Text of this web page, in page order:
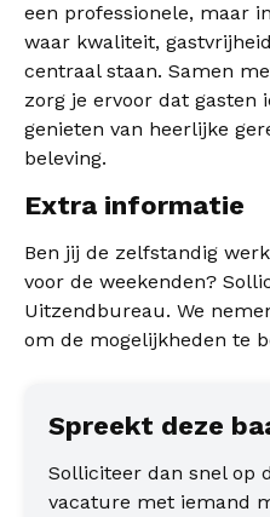
een professionele, maar
waar kwaliteit,
centraal staan. Samen
zorg je ervoor dat gasten
genieten van heerlijke
beleving.
Extra informatie
Ben jij de zelfstandig
voor de weekenden?
Uitzendbureau. We
om de mogelijkheden te
Spreekt deze
Solliciteer dan snel op
vacature met iemand